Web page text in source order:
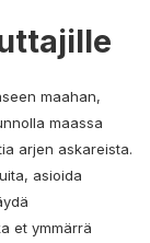
maahan,
maassa
arjen askareista.
asioida
et ymmärrä